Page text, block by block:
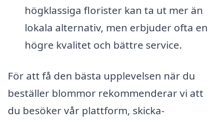
högklassiga florister kan ta ut mer än
lokala alternativ, men erbjuder ofta en
högre kvalitet och bättre service.
För att få den bästa upplevelsen när du
beställer blommor rekommenderar vi att
du besöker vår plattform, skicka-